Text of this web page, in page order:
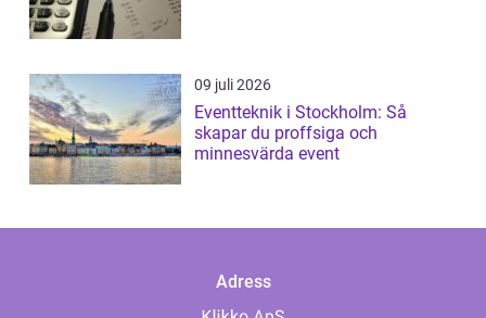
09 juli 2026
Eventteknik i Stockholm: Så
skapar du proffsiga och
minnesvärda event
Adress